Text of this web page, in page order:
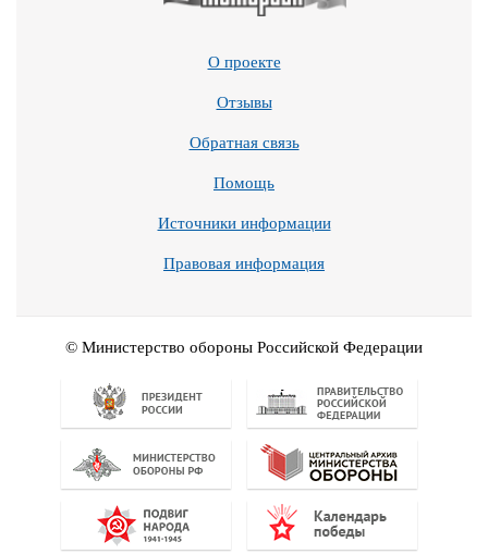
О проекте
Отзывы
Обратная связь
Помощь
Источники информации
Правовая информация
© Министерство обороны Российской Федерации